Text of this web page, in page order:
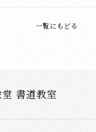
一覧にもどる
書道教室